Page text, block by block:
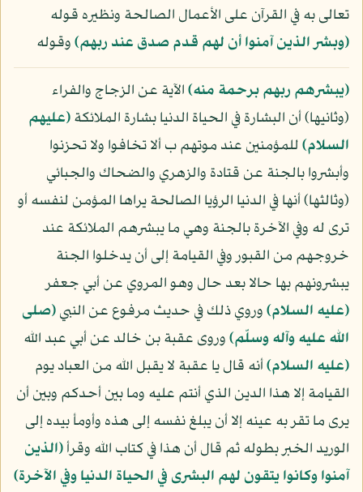
تعالى به في القرآن على الأعمال الصالحة ونظيره قوله
﴿وبشر الذين آمنوا أن لهم قدم صدق عند ربهم﴾وقوله
﴿يبشرهم ربهم برحمة منه﴾الآية عن الزجاج والفراء
(وثانيها) أن البشارة في الحياة الدنيا بشارة الملائكة(عليهم
السلام)للمؤمنين عند موتهم ب ألا تخافوا ولا تحزنوا
وأبشروا بالجنة عن قتادة والزهري والضحاك والجبائي
(وثالثها) أنها في الدنيا الرؤيا الصالحة يراها المؤمن لنفسه أو
ترى له وفي الآخرة بالجنة وهي ما يبشرهم الملائكة عند
خروجهم من القبور وفي القيامة إلى أن يدخلوا الجنة
يبشرونهم بها حالا بعد حال وهو المروي عن أبي جعفر
(عليه السلام)وروي ذلك في حديث مرفوع عن النبي(صلى
الله عليه وآله وسلّم)وروى عقبة بن خالد عن أبي عبد الله
(عليه السلام)أنه قال يا عقبة لا يقبل الله من العباد يوم
القيامة إلا هذا الدين الذي أنتم عليه وما بين أحدكم وبين أن
يرى ما تقر به عينه إلا أن يبلغ نفسه إلى هذه وأومأ بيده إلى
الوريد الخبر بطوله ثم قال أن هذا في كتاب الله وقرأ﴿الذين
آمنوا وكانوا يتقون لهم البشرى في الحياة الدنيا وفي الآخرة﴾